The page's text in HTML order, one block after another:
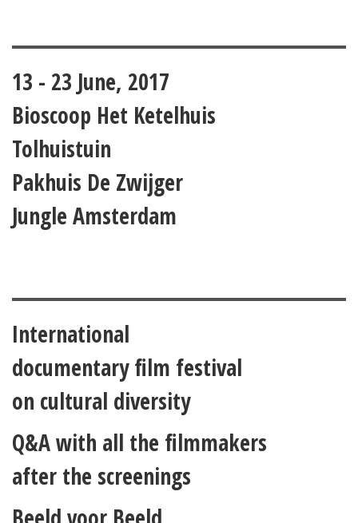
13 - 23 June, 2017
Bioscoop Het Ketelhuis
Tolhuistuin
Pakhuis De Zwijger
Jungle Amsterdam
International
documentary film festival
on cultural diversity
Q&A with all the filmmakers
after the screenings